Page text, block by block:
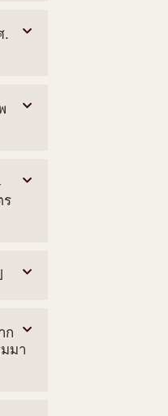
.
ร
ก
มา